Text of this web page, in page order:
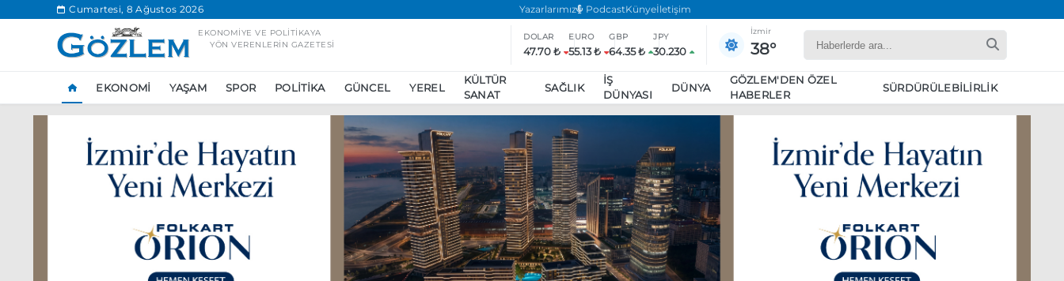
Cumartesi, 8 Ağustos 2026 Yazarlarımız PodcastKünyeİletişim
EKONOMIYE VE POLITIKAYA
YÖN VERENLERIN GAZETESI
DOLAR
47.70 ₺
EURO
55.13 ₺
GBP
64.35 ₺
JPY
30.230
İzmir
38°
EKONOMI YAŞAM SPOR POLITIKA GÜNCEL YEREL
KÜLTÜR
SANAT
SAĞLIK
İŞ
DÜNYASI
DÜNYA
GÖZLEM'DEN ÖZEL
HABERLER
SÜRDÜRÜLEBILIRLIK
Ankara’da eylem yasağı uzatıldı
Özgür Özel, Ekrem İmamoğlu’nu ziyaret edecek
Ünlü çift bir etkinliğe daha katılmama kararı aldı
Boykot